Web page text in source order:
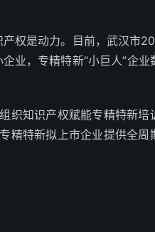
权是动力。目前，武汉市
业，专精特新“小巨人”企业
织知识产权赋能专精特新培
特新拟上市企业提供全周